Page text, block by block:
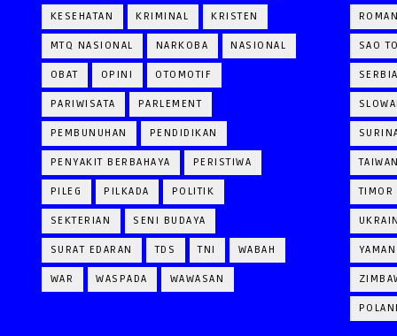
KESEHATAN KRIMINAL KRISTEN
MTQ NASIONAL NARKOBA NASIONAL
OBAT OPINI OTOMOTIF
PARIWISATA PARLEMENT
PEMBUNUHAN PENDIDIKAN
PENYAKIT BERBAHAYA PERISTIWA
PILEG PILKADA POLITIK
SEKTERIAN SENI BUDAYA
SURAT EDARAN TDS TNI WABAH
WAR WASPADA WAWASAN
SAO
TIMOR
YAMAN